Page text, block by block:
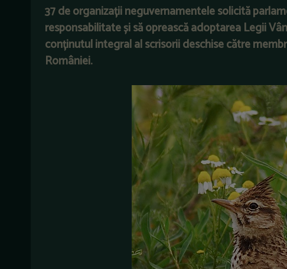
37 de organizații neguvernamentele solicită
responsabilitate și să oprească adoptarea Legii
conținutul integral al scrisorii deschise către
României.